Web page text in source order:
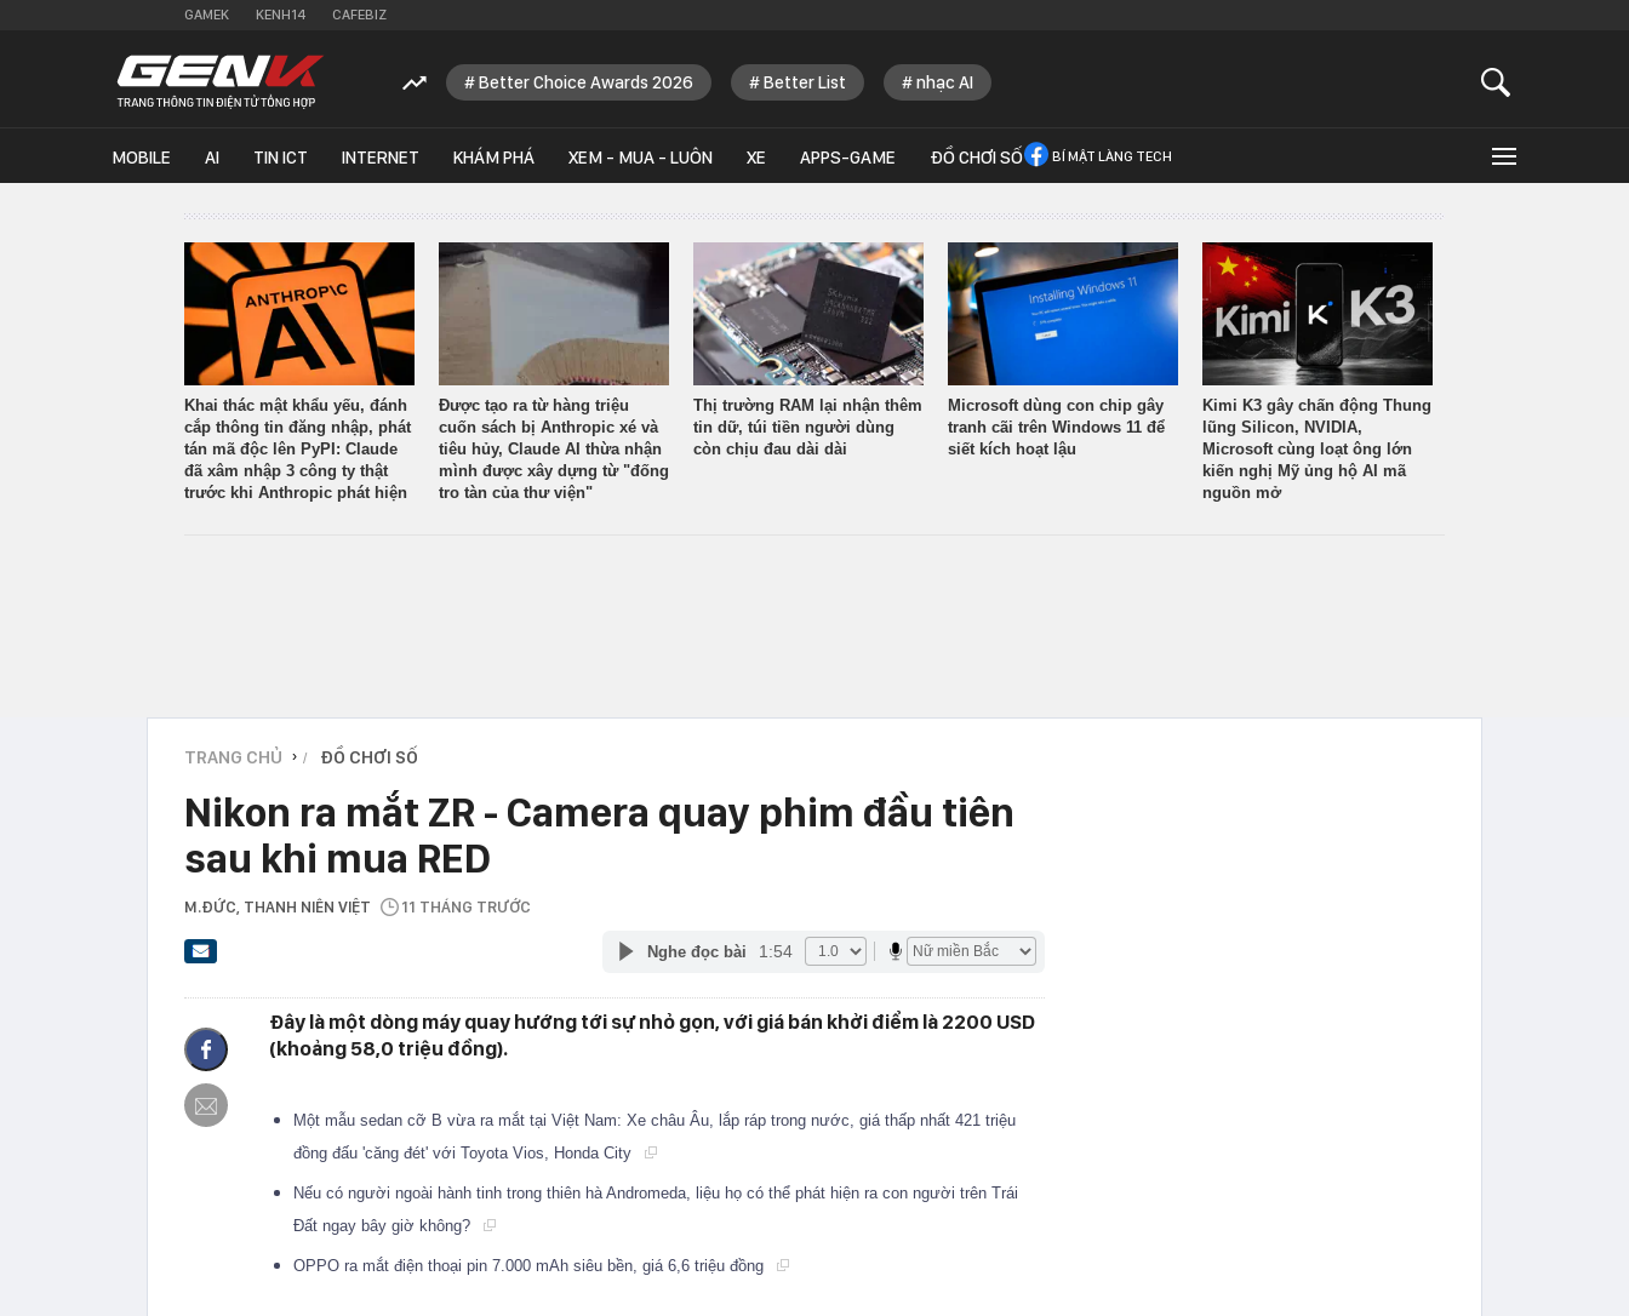
GAMEK KENH14 CAFEBIZ
Better Choice Awards 2026 Better List nhạc AI
MOBILE AI TIN ICT INTERNET KHÁM PHÁ XEM - MUA - LUÔN XE APPS-GAME ĐỒ CHƠI SỐ BÍ MẬT LÀNG TECH
Khai thác mật khẩu yếu, đánh
cắp thông tin đăng nhập, phát
tán mã độc lên PyPI: Claude
đã xâm nhập 3 công ty thật
trước khi Anthropic phát hiện
Được tạo ra từ hàng triệu
cuốn sách bị Anthropic xé và
tiêu hủy, Claude AI thừa nhận
mình được xây dựng từ "đống
tro tàn của thư viện"
Thị trường RAM lại nhận thêm
tin dữ, túi tiền người dùng
còn chịu đau dài dài
Microsoft dùng con chip gây
tranh cãi trên Windows 11 để
siết kích hoạt lậu
Kimi K3 gây chấn động Thung
lũng Silicon, NVIDIA,
Microsoft cùng loạt ông lớn
kiến nghị Mỹ ủng hộ AI mã
nguồn mở
TRANG CHỦ › ĐỒ CHƠI SỐ
Nikon ra mắt ZR - Camera quay phim đầu tiên
sau khi mua RED
M.ĐỨC , THANH NIÊN VIỆT 11 THÁNG TRƯỚC
Nghe đọc bài 1:54
Đây là một dòng máy quay hướng tới sự nhỏ gọn, với giá bán khởi điểm là 2200 USD
(khoảng 58,0 triệu đồng).
Một mẫu sedan cỡ B vừa ra mắt tại Việt Nam: Xe châu Âu, lắp ráp trong nước, giá thấp nhất 421 triệu
đồng đấu 'căng đét' với Toyota Vios, Honda City
Nếu có người ngoài hành tinh trong thiên hà Andromeda, liệu họ có thể phát hiện ra con người trên Trái
Đất ngay bây giờ không?
OPPO ra mắt điện thoại pin 7.000 mAh siêu bền, giá 6,6 triệu đồng